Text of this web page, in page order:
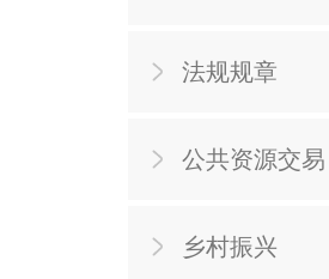
法规规章
公共资源交易
乡村振兴